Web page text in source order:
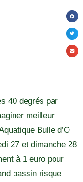
40 degrés par
meilleur
Bulle d’O
27 et dimanche 28
à 1 euro pour
bassin risque